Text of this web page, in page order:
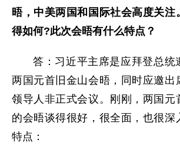
晤，中美两国和国际社会高度关注
得如何?此次会晤有什么特点？
答：习近平主席是应拜登总统
两国元首旧金山会晤，同时应邀出
领导人非正式会议。刚刚，两国元
的会晤谈得很好，很全面，也很深
特点：